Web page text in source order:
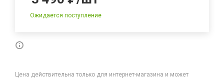
Ожидается поступление
Цена действительна только для интернет-магазина и может